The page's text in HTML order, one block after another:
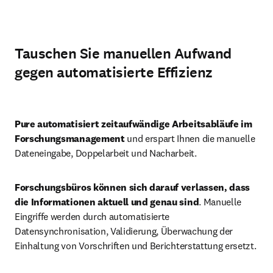
Tauschen Sie manuellen Aufwand
gegen automatisierte Effizienz
Pure automatisiert zeitaufwändige Arbeitsabläufe im
Forschungsmanagement und erspart Ihnen die manuelle
Dateneingabe, Doppelarbeit und Nacharbeit.
Forschungsbüros können sich darauf verlassen, dass
die Informationen aktuell und genau sind. Manuelle
Eingriffe werden durch automatisierte
Datensynchronisation, Validierung, Überwachung der